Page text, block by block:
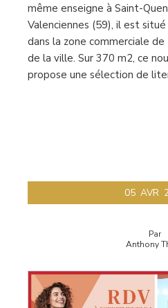
même enseigne à Saint-
Valenciennes (59), il est
dans la zone commerciale
de la ville. Sur 370 m2, ce
propose une sélection de
05 AVR
Par
Anthony